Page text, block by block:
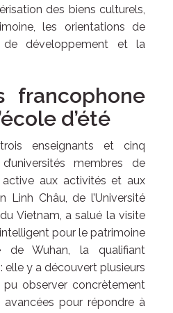
des biens culturels,
les orientations de
de développement et la
francophone
d’été
enseignants et cinq
membres de
active aux activités et aux
Linh Châu, de l’Université
Vietnam, a salué la visite
pour le patrimoine
de Wuhan, la qualifiant
elle y a découvert plusieurs
observer concrètement
avancées pour répondre à